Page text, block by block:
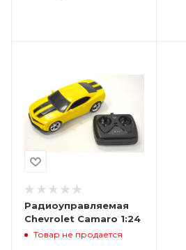
Радиоуправляемая
Chevrolet Camaro 1:24
Товар не продается